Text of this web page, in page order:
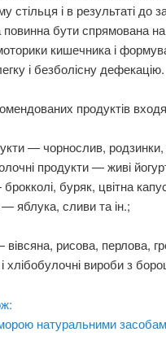
стільця і ​​в результаті до
повинна бути спрямована
кишечника і
і безболісну дефекацію.
продуктів
— чорнослив, родзинки,
продукти — живі
буряк, цвітна
яблука, сливи та ін.;
рисова, перлова,
і хлібобулочні вироби з
натуральними